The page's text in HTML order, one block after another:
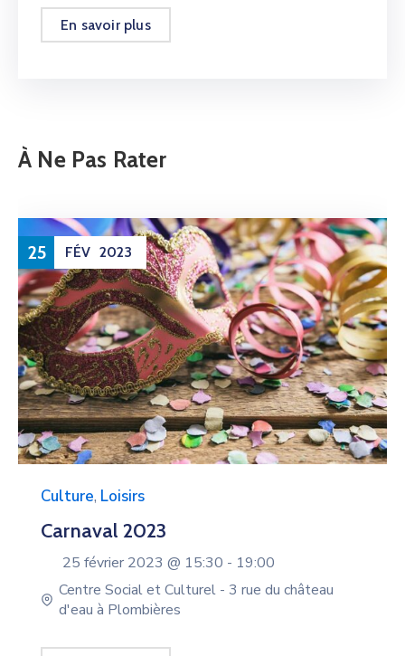
En savoir plus
À Ne Pas Rater
25 FÉV 2023
Culture, Loisirs
Carnaval 2023
25 février 2023 @ 15:30 - 19:00
Centre Social et Culturel - 3 rue du château
d'eau à Plombières